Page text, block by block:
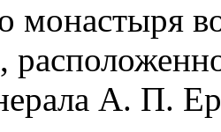
монастыря
А. П.